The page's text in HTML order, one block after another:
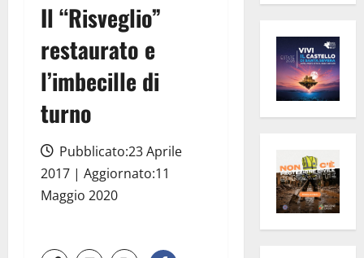
Il “Risveglio”
restaurato e
l’imbecille di
turno
Pubblicato:23 Aprile
2017 | Aggiornato:11
Maggio 2020